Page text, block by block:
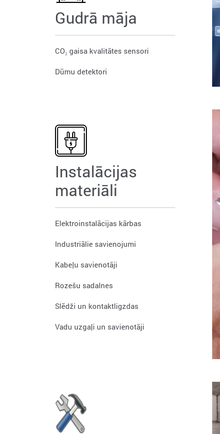
Gudrā māja
CO₂ gaisa kvalitātes sensori
Dūmu detektori
Instalācijas
materiāli
Elektroinstalācijas kārbas
Industriālie savienojumi
Kabeļu savienotāji
Rozešu sadalnes
Slēdži un kontaktligzdas
Vadu uzgaļi un savienotāji